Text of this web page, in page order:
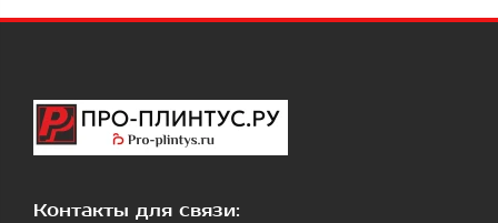
Контакты для связи: